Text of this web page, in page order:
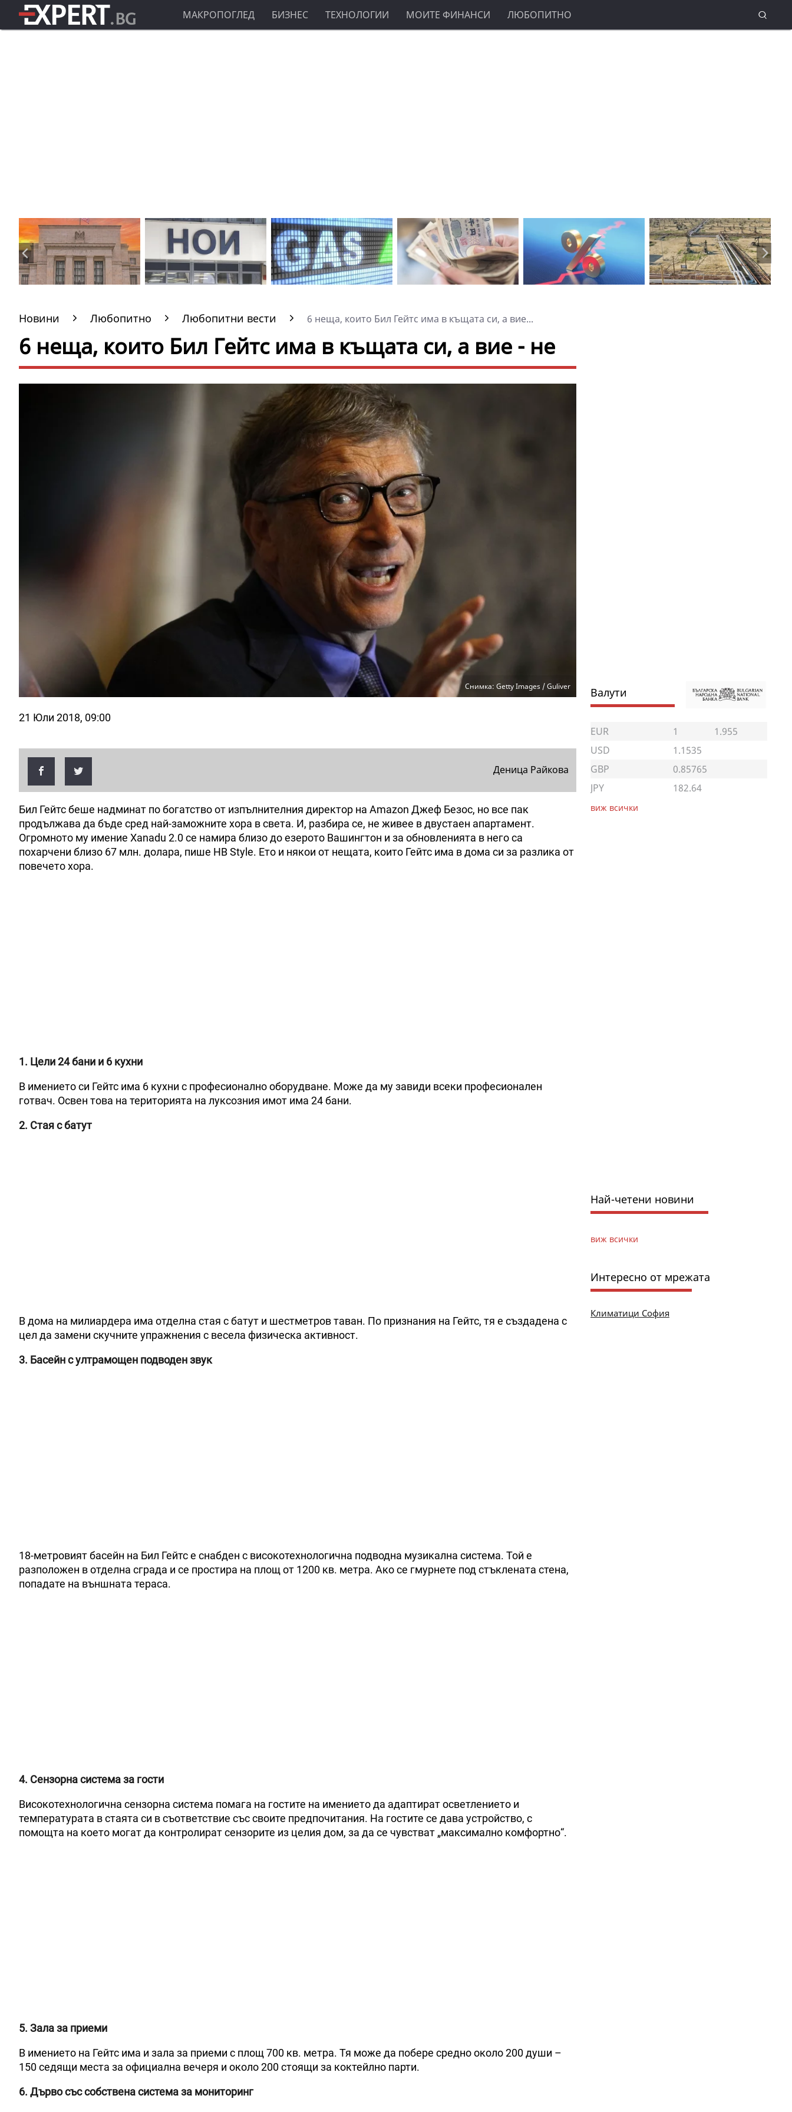
МАКРОПОГЛЕД БИЗНЕС ТЕХНОЛОГИИ МОИТЕ ФИНАНСИ ЛЮБОПИТНО
Новини Любопитно Любопитни вести 6 неща, които Бил Гейтс има в къщата си, а вие...
6 неща, които Бил Гейтс има в къщата си, а вие - не
Снимка: Getty Images / Guliver
21 Юли 2018, 09:00
Деница Райкова
Бил Гейтс беше надминат по богатство от изпълнителния директор на Amazon Джеф Безос, но все пак
продължава да бъде сред най-заможните хора в света. И, разбира се, не живее в двустаен апартамент.
Огромното му имение Xanadu 2.0 се намира близо до езерото Вашингтон и за обновленията в него са
похарчени близо 67 млн. долара, пише НВ Style. Ето и някои от нещата, които Гейтс има в дома си за разлика от
повечето хора.
1. Цели 24 бани и 6 кухни
В имението си Гейтс има 6 кухни с професионално оборудване. Може да му завиди всеки професионален
готвач. Освен това на територията на луксозния имот има 24 бани.
2. Стая с батут
В дома на милиардера има отделна стая с батут и шестметров таван. По признания на Гейтс, тя е създадена с
цел да замени скучните упражнения с весела физическа активност.
3. Басейн с ултрамощен подводен звук
18-метровият басейн на Бил Гейтс е снабден с високотехнологична подводна музикална система. Той е
разположен в отделна сграда и се простира на площ от 1200 кв. метра. Ако се гмурнете под стъклената стена,
попадате на външната тераса.
4. Сензорна система за гости
Високотехнологична сензорна система помага на гостите на имението да адаптират осветлението и
температурата в стаята си в съответствие със своите предпочитания. На гостите се дава устройство, с
помощта на което могат да контролират сензорите из целия дом, за да се чувстват „максимално комфортно“.
5. Зала за приеми
В имението на Гейтс има и зала за приеми с площ 700 кв. метра. Тя може да побере средно около 200 души –
150 седящи места за официална вечеря и около 200 стоящи за коктейлно парти.
6. Дърво със собствена система за мониторинг
Валути
EUR 1
1.955
USD
1.1535
GBP
0.85765
JPY
182.64
виж всички
Най-четени новини
виж всички
Интересно от мрежата
Климатици София